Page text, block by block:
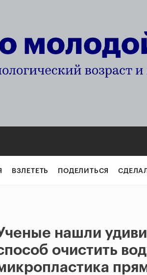
ВЗЛЕТЕТЬ ПОДЕЛИТЬСЯ
нашли
очистить